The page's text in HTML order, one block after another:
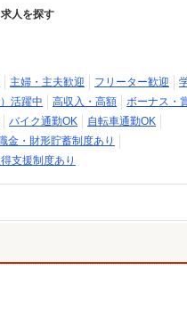
人を探す
主婦・主夫歓迎 フリーター歓迎
活躍中 高収入・高額
ボーナス・
バイク通勤OK
自転車通勤OK
金・財形貯蓄制度あり
支援制度あり